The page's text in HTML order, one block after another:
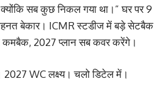
क्योंकि सब कुछ निकल गया था।” घर पर 9
मेहनत बेकार। ICMR स्टडीज में बड़े सेटबैक
कमबैक, 2027 प्लान सब कवर करेंगे।
WC लक्ष्य। चलो डिटेल में।